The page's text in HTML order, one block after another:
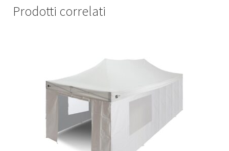
Prodotti correlati